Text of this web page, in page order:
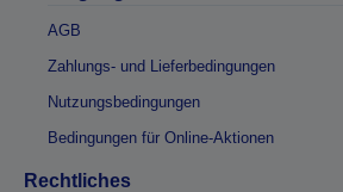
AGB
Zahlungs- und Lieferbedingungen
Nutzungsbedingungen
Bedingungen für Online-Aktionen
Rechtliches